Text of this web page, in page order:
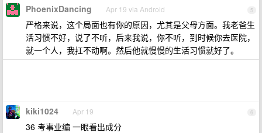
5
PhoenixDancing Apr 19 via Android
严格来说，这个局面也有你的原因，尤其是父母方面。我老爸生
活习惯不好，说了不听，后来我说，你不听，到时候你去医院，
就一个人，我扛不动啊。然后他就慢慢的生活习惯就好了。
6
kiki1024 Apr 19
36 考事业编 一眼看出成分